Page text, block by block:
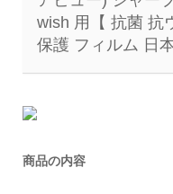
wish 用【 抗菌 抗
保護 フィルム 日
商品の内容